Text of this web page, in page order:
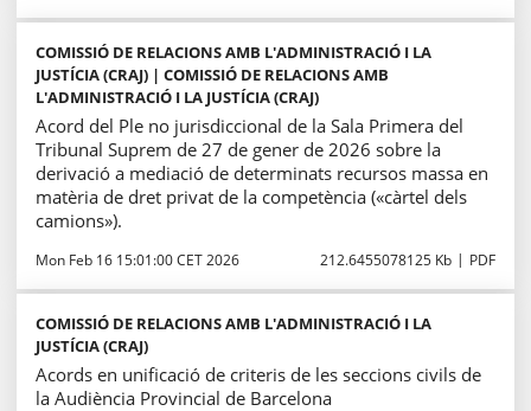
COMISSIÓ DE RELACIONS AMB L'ADMINISTRACIÓ I LA
JUSTÍCIA (CRAJ) | COMISSIÓ DE RELACIONS AMB
L'ADMINISTRACIÓ I LA JUSTÍCIA (CRAJ)
Acord del Ple no jurisdiccional de la Sala Primera del
Tribunal Suprem de 27 de gener de 2026 sobre la
derivació a mediació de determinats recursos massa en
matèria de dret privat de la competència («càrtel dels
camions»).
Mon Feb 16 15:01:00 CET 2026 212.6455078125 Kb PDF
COMISSIÓ DE RELACIONS AMB L'ADMINISTRACIÓ I LA
JUSTÍCIA (CRAJ)
Acords en unificació de criteris de les seccions civils de
la Audiència Provincial de Barcelona